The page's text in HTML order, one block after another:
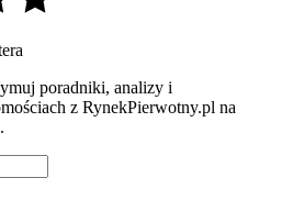
poradniki, analizy i
z RynekPierwotny.pl na